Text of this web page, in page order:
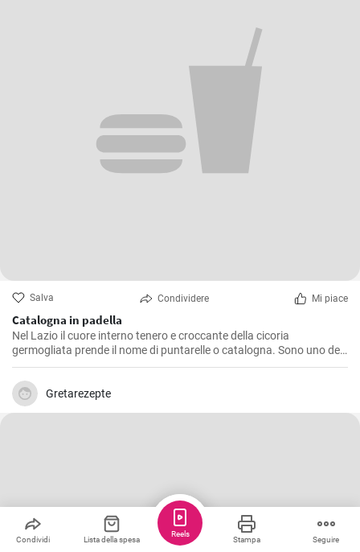
Salva Condividere Mi piace
Catalogna in padella
Nel Lazio il cuore interno tenero e croccante della cicoria
germogliata prende il nome di puntarelle o catalogna. Sono uno dei
maggiori piaceri della cucina romana in primavera. Prova la ricetta
per cucinare la catalogna in padella!
Gretarezepte
Condividi Lista della spesa Stampa Seguire
Reels